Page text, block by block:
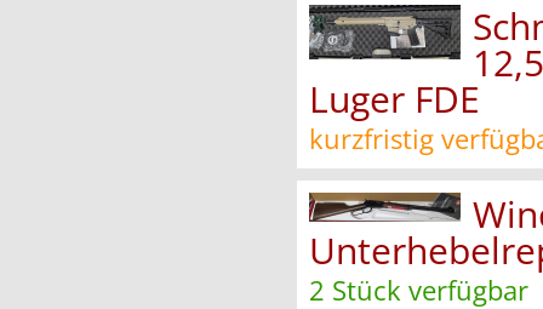
Luger FDE
kurzfristig
2 Stück verfügbar